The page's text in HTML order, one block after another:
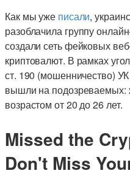
Как мы уже писали,
разоблачила группу
создали сеть фейковых
криптовалют. В рамках
ст. 190 (мошенничество)
вышли на подозреваемых:
возрастом от 20 до 26 лет.
Missed the
Don't Miss